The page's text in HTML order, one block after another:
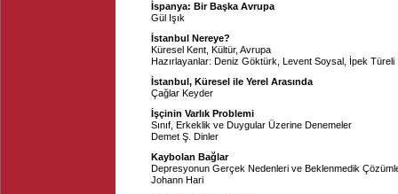
İspanya: Bir Başka Avrupa
Gül Işık
İstanbul Nereye?
Küresel Kent, Kültür, Avrupa
Hazırlayanlar: Deniz Göktürk Levent Soysal İpek Türeli
İstanbul, Küresel ile Yerel Arasında
Çağlar Keyder
İşçinin Varlık Problemi
Sınıf, Erkeklik ve Duygular Üzerine Denemeler
Demet Ş. Dinler
Kaybolan Bağlar
Depresyonun Gerçek Nedenleri ve Beklenmedik
Johann Hari